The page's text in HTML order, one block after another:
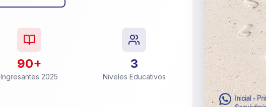
90+
Ingresantes 2025
3
Niveles Educativos